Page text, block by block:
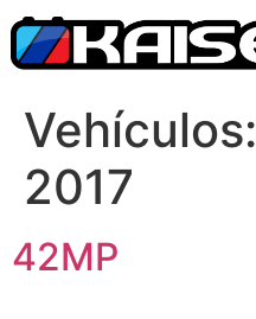
Vehículos:
2017
42MP